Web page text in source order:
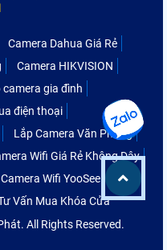
Camera Dahua Giá Rẻ
Camera HIKVISION
camera gia đình
điện thoại
Lắp Camera Văn Phòng
Wifi Giá Rẻ Không Dây
Wifi YooSee
Vấn Mua Khóa Cửa
All Rights Reserved.